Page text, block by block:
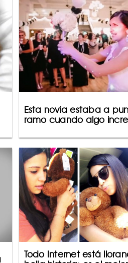
Esta novia estaba a
ramo cuando algo
Todo Internet está